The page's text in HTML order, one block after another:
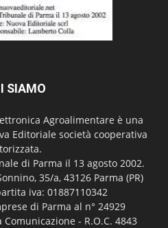
SIAMO
Agroalimentare è una
Editoriale società cooperativa
di Parma il 13 agosto 2002.
35/a, 43126 Parma (PR)
iva: 01887110342
di Parma al n° 24929
- R.O.C. 4843